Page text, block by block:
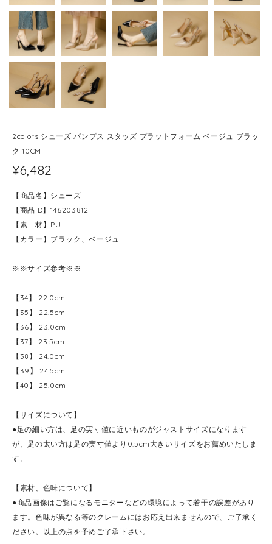
2colors シューズ パンプス スタッズ プラットフォーム ベージュ ブラッ
ク 10CM
¥6,482
【商品名】シューズ
【商品ID】146203812
【素 材】PU
【カラー】ブラック、ベージュ
※※サイズ参考※※
【34】 22.0cm
【35】 22.5cm
【36】 23.0cm
【37】 23.5cm
【38】 24.0cm
【39】 24.5cm
【40】 25.0cm
【サイズについて】
●足の細い方は、足の実寸値に近いものがジャストサイズになります
が、足の太い方は足の実寸値より0.5cm大きいサイズをお薦めいたしま
す。
【素材、色味について】
●商品画像はご覧になるモニターなどの環境によって若干の誤差があり
ます。色味が異なる等のクレームにはお応え出来ませんので、ご了承く
ださい。以上の点を予めご了承下さい。